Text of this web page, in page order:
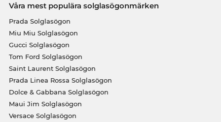
Våra mest populära solglasögonmärken
Prada Solglasögon
Miu Miu Solglasögon
Gucci Solglasögon
Tom Ford Solglasögon
Saint Laurent Solglasögon
Prada Linea Rossa Solglasögon
Dolce & Gabbana Solglasögon
Maui Jim Solglasögon
Versace Solglasögon